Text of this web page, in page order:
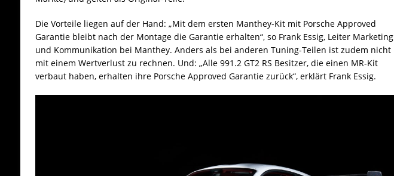
Die Vorteile liegen auf der Hand: „Mit dem ersten Manthey-Kit mit Porsche Approved
Garantie bleibt nach der Montage die Garantie erhalten“, so Frank Essig, Leiter Marketing
und Kommunikation bei Manthey. Anders als bei anderen Tuning-Teilen ist zudem nicht
mit einem Wertverlust zu rechnen. Und: „Alle 991.2 GT2 RS Besitzer, die einen MR-Kit
verbaut haben, erhalten ihre Porsche Approved Garantie zurück“, erklärt Frank Essig.